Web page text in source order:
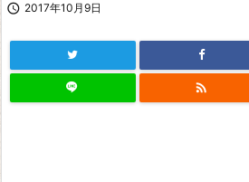
 2017年10月9日
